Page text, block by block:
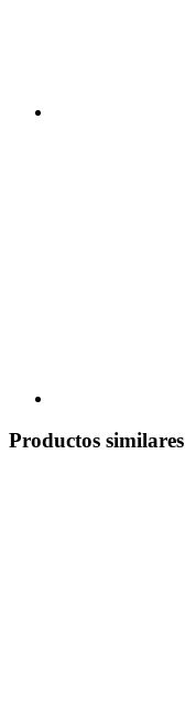
Productos similares